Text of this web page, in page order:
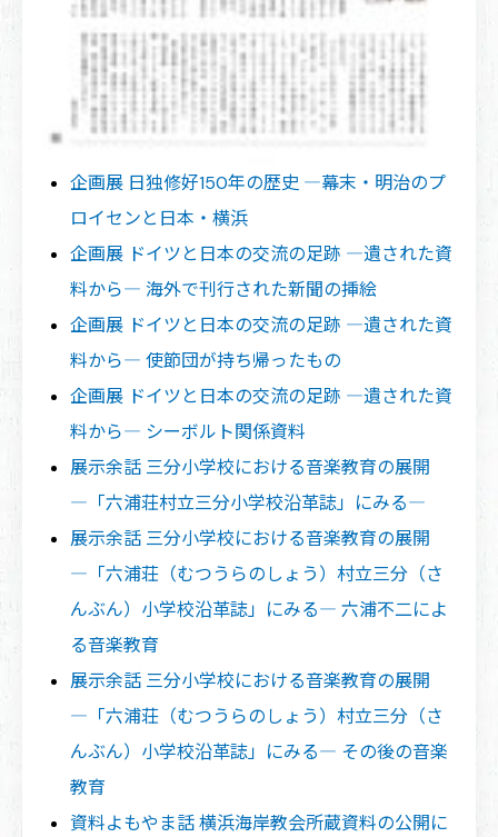
企画展 日独修好150年の歴史 ―幕末・明治のプ
ロイセンと日本・横浜
企画展 ドイツと日本の交流の足跡 ―遺された資
料から― 海外で刊行された新聞の挿絵
企画展 ドイツと日本の交流の足跡 ―遺された資
料から― 使節団が持ち帰ったもの
企画展 ドイツと日本の交流の足跡 ―遺された資
料から― シーボルト関係資料
展示余話 三分小学校における音楽教育の展開
―「六浦荘村立三分小学校沿革誌」にみる―
展示余話 三分小学校における音楽教育の展開
―「六浦荘（むつうらのしょう）村立三分（さ
んぶん）小学校沿革誌」にみる― 六浦不二によ
る音楽教育
展示余話 三分小学校における音楽教育の展開
―「六浦荘（むつうらのしょう）村立三分（さ
んぶん）小学校沿革誌」にみる― その後の音楽
教育
資料よもやま話 横浜海岸教会所蔵資料の公開に